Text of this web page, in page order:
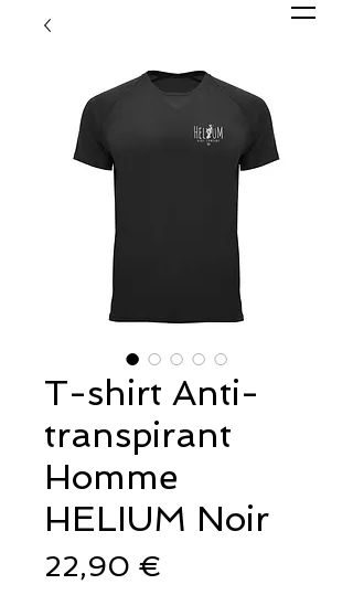
T-shirt Anti-
transpirant
Homme
HELIUM Noir
22,90 €